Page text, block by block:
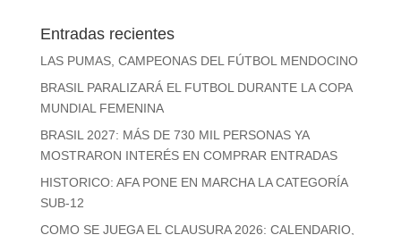
Entradas recientes
LAS PUMAS, CAMPEONAS DEL FÚTBOL MENDOCINO
BRASIL PARALIZARÁ EL FUTBOL DURANTE LA COPA
MUNDIAL FEMENINA
BRASIL 2027: MÁS DE 730 MIL PERSONAS YA
MOSTRARON INTERÉS EN COMPRAR ENTRADAS
HISTORICO: AFA PONE EN MARCHA LA CATEGORÍA
SUB-12
COMO SE JUEGA EL CLAUSURA 2026: CALENDARIO,